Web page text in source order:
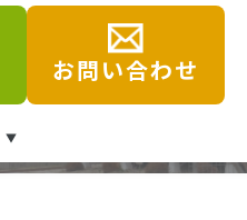
お問い合わせ